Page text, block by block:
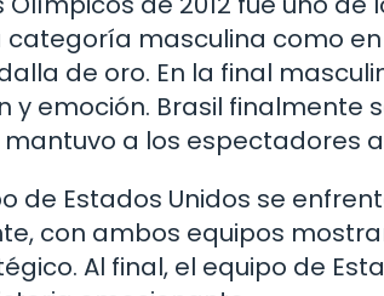
masculina como
de oro. En la final
y emoción. Brasil finalmente
a los espectadores
de Estados Unidos se
con ambos equipos
Al final, el equipo de